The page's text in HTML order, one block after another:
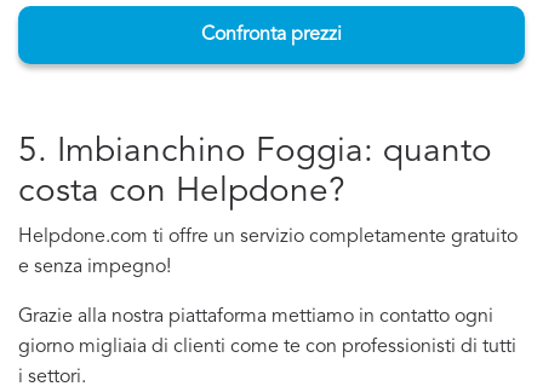
Confronta prezzi
5. Imbianchino Foggia: quanto
costa con Helpdone?
Helpdone.com ti offre un servizio completamente gratuito
e senza impegno!
Grazie alla nostra piattaforma mettiamo in contatto ogni
giorno migliaia di clienti come te con professionisti di tutti
i settori.